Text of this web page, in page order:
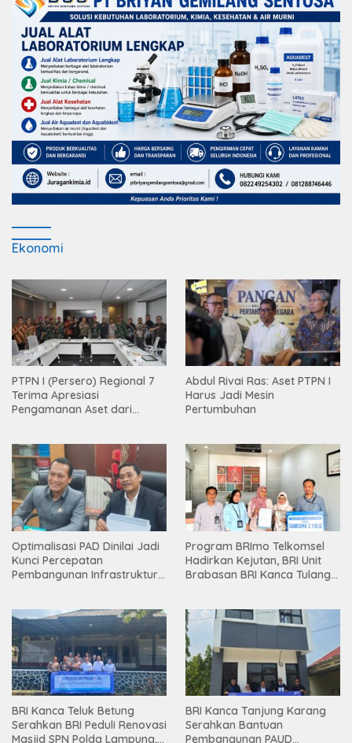
Ekonomi
PTPN I (Persero) Regional 7
Terima Apresiasi
Pengamanan Aset dari
Abdul Rivai Ras: Aset PTPN I
Harus Jadi Mesin
Pertumbuhan
Optimalisasi PAD Dinilai Jadi
Kunci Percepatan
Pembangunan Infrastruktur
Program BRImo Telkomsel
Hadirkan Kejutan, BRI Unit
Brabasan BRI Kanca Tulang
Mesuji
BRI Kanca Teluk Betung
Serahkan BRI Peduli Renovasi
Masjid SPN Polda Lampung,
BRI Kanca Tanjung Karang
Serahkan Bantuan
Pembangunan PAUD